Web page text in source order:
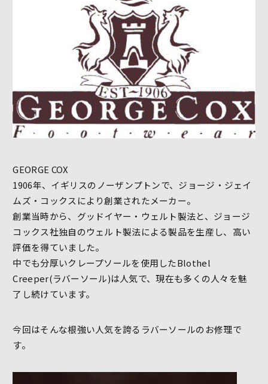
GEORGE COX
1906年、イギリスのノーザンプトンで、ジョージ・ジェイ
ムズ・コックスにより創業されたメーカー。
創業当時から、グッドイヤー・ウェルト製法と、ジョージ
コックス社独自のウェルト製法による製品を生産し、高い
評価を得ていました。
中でも分厚いクレープソールを使用したBlothel
Creeper(ラバーソール)は人気で、現在も多くの人々を魅
了し続けています。
今回はそんな根強い人気を誇るラバーソールのお修理で
す。